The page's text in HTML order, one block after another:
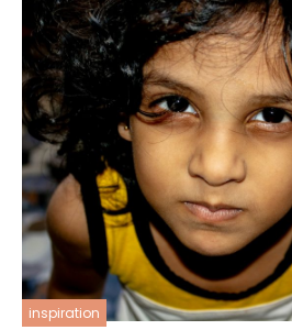
inspiration